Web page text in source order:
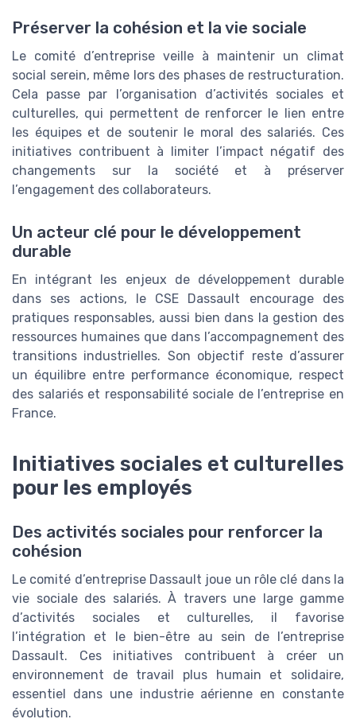
Préserver la cohésion et la vie sociale
Le comité d’entreprise veille à maintenir un climat
social serein, même lors des phases de restructuration.
Cela passe par l’organisation d’activités sociales et
culturelles, qui permettent de renforcer le lien entre
les équipes et de soutenir le moral des salariés. Ces
initiatives contribuent à limiter l’impact négatif des
changements sur la société et à préserver
l’engagement des collaborateurs.
Un acteur clé pour le développement
durable
En intégrant les enjeux de développement durable
dans ses actions, le CSE Dassault encourage des
pratiques responsables, aussi bien dans la gestion des
ressources humaines que dans l’accompagnement des
transitions industrielles. Son objectif reste d’assurer
un équilibre entre performance économique, respect
des salariés et responsabilité sociale de l’entreprise en
France.
Initiatives sociales et culturelles
pour les employés
Des activités sociales pour renforcer la
cohésion
Le comité d’entreprise Dassault joue un rôle clé dans la
vie sociale des salariés. À travers une large gamme
d’activités sociales et culturelles, il favorise
l’intégration et le bien-être au sein de l’entreprise
Dassault. Ces initiatives contribuent à créer un
environnement de travail plus humain et solidaire,
essentiel dans une industrie aérienne en constante
évolution.